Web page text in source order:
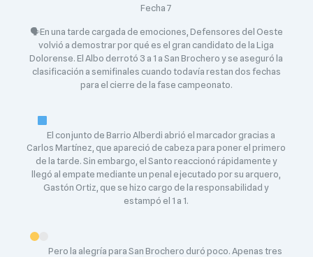
Fecha 7
🗣En una tarde cargada de emociones, Defensores del Oeste
volvió a demostrar por qué es el gran candidato de la Liga
Dolorense. El Albo derrotó 3 a 1 a San Brochero y se aseguró la
clasificación a semifinales cuando todavía restan dos fechas
para el cierre de la fase campeonato.
El conjunto de Barrio Alberdi abrió el marcador gracias a
Carlos Martínez, que apareció de cabeza para poner el primero
de la tarde. Sin embargo, el Santo reaccionó rápidamente y
llegó al empate mediante un penal ejecutado por su arquero,
Gastón Ortiz, que se hizo cargo de la responsabilidad y
estampó el 1 a 1.
Pero la alegría para San Brochero duró poco. Apenas tres